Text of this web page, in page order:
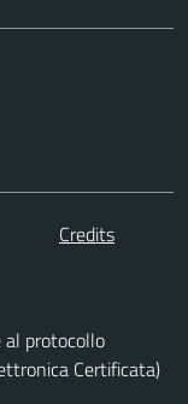
Credits
al protocollo
Certificata)